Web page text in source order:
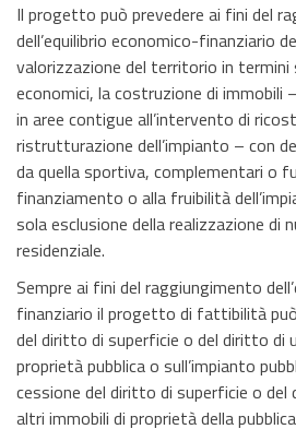
Il progetto può prevedere ai fini del
dell’equilibrio economico-finanziario
valorizzazione del territorio in termini
economici, la costruzione di immobili
in aree contigue all’intervento di
ristrutturazione dell’impianto – con
da quella sportiva, complementari o
finanziamento o alla fruibilità
sola esclusione della realizzazione di
residenziale.
Sempre ai fini del raggiungimento
finanziario il progetto di fattibilità
del diritto di superficie o del diritto di
proprietà pubblica o sull’impianto
cessione del diritto di superficie o
altri immobili di proprietà della